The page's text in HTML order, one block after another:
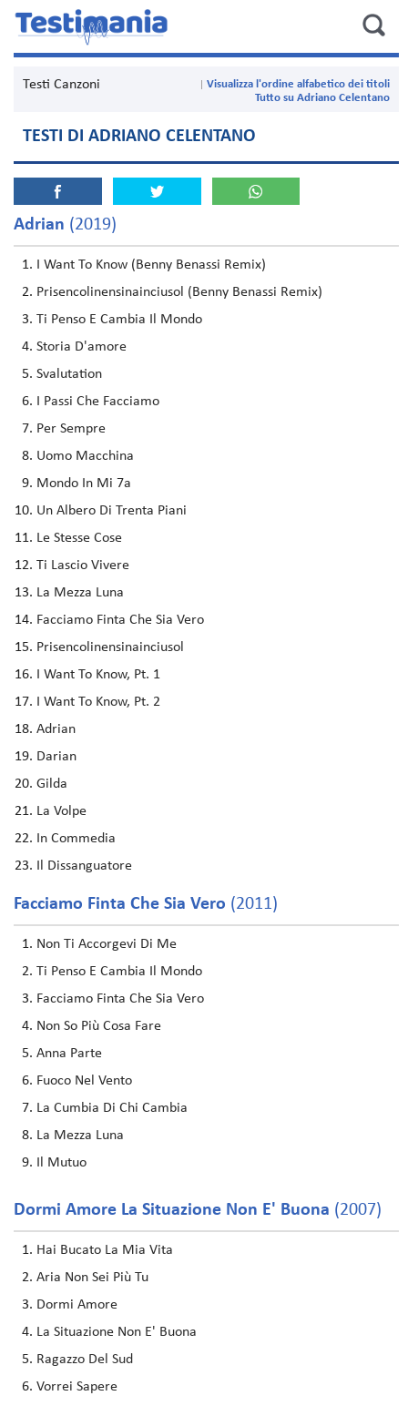
Testi Canzoni
Visualizza l'ordine alfabetico dei titoli
Tutto su Adriano Celentano
TESTI DI ADRIANO CELENTANO
Adrian (2019)
I Want To Know (Benny Benassi Remix)
Prisencolinensinainciusol (Benny Benassi Remix)
Ti Penso E Cambia Il Mondo
Storia D'amore
Svalutation
I Passi Che Facciamo
Per Sempre
Uomo Macchina
Mondo In Mi 7a
Un Albero Di Trenta Piani
Le Stesse Cose
Ti Lascio Vivere
La Mezza Luna
Facciamo Finta Che Sia Vero
Prisencolinensinainciusol
I Want To Know, Pt. 1
I Want To Know, Pt. 2
Adrian
Darian
Gilda
La Volpe
In Commedia
Il Dissanguatore
Facciamo Finta Che Sia Vero (2011)
Non Ti Accorgevi Di Me
Ti Penso E Cambia Il Mondo
Facciamo Finta Che Sia Vero
Non So Più Cosa Fare
Anna Parte
Fuoco Nel Vento
La Cumbia Di Chi Cambia
La Mezza Luna
Il Mutuo
Dormi Amore La Situazione Non E' Buona (2007)
Hai Bucato La Mia Vita
Aria Non Sei Più Tu
Dormi Amore
La Situazione Non E' Buona
Ragazzo Del Sud
Vorrei Sapere